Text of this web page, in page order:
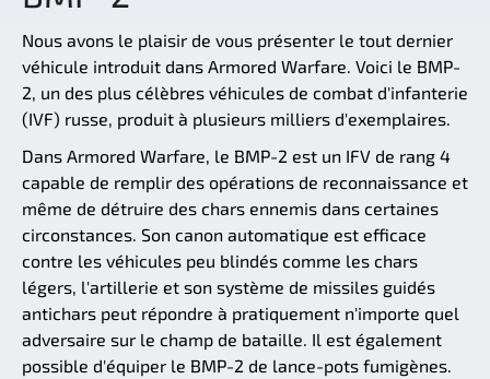
Nous avons le plaisir de vous présenter le tout dernier
véhicule introduit dans Armored Warfare. Voici le BMP-
2, un des plus célèbres véhicules de combat d'infanterie
(IVF) russe, produit à plusieurs milliers d'exemplaires.
Dans Armored Warfare, le BMP-2 est un IFV de rang 4
capable de remplir des opérations de reconnaissance et
même de détruire des chars ennemis dans certaines
circonstances. Son canon automatique est efficace
contre les véhicules peu blindés comme les chars
légers, l'artillerie et son système de missiles guidés
antichars peut répondre à pratiquement n'importe quel
adversaire sur le champ de bataille. Il est également
possible d'équiper le BMP-2 de lance-pots fumigènes.